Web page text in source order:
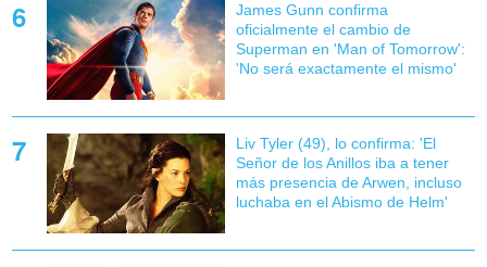
James Gunn confirma
oficialmente el cambio de
Superman en 'Man of Tomorrow':
'No será exactamente el mismo'
Liv Tyler (49), lo confirma: 'El
Señor de los Anillos iba a tener
más presencia de Arwen, incluso
luchaba en el Abismo de Helm'